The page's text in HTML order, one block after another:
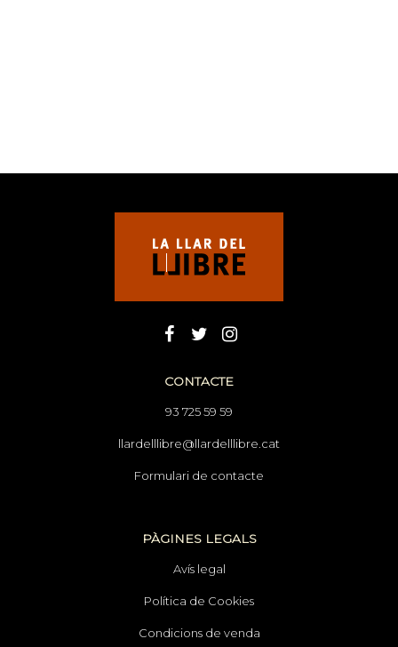
CONTACTE
93 725 59 59
llardelllibre@llardelllibre.cat
Formulari de contacte
PÀGINES LEGALS
Avís legal
Política de Cookies
Condicions de venda